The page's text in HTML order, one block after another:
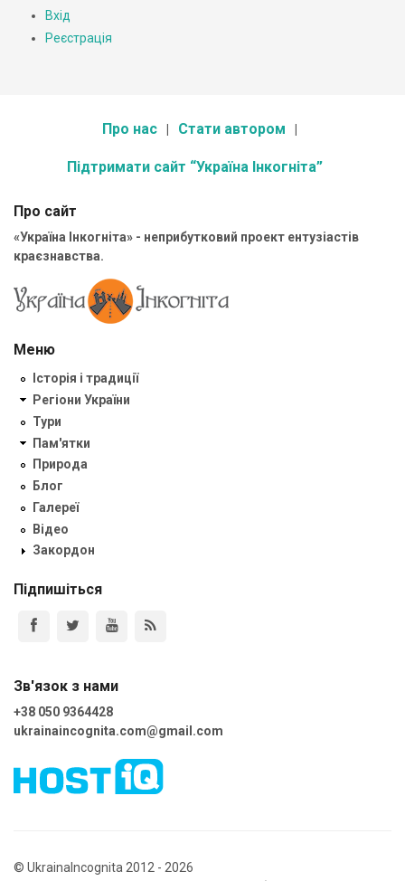
Вхід
Реєстрація
Про нас Стати автором
Підтримати сайт “Україна Інкогніта”
Про сайт
«Україна Інкогніта» - неприбутковий проект ентузіастів
краєзнавства.
Меню
Історія і традиції
Регіони України
Тури
Пам'ятки
Природа
Блог
Галереї
Відео
Закордон
Підпишіться
Зв'язок з нами
+38 050 9364428
ukrainaincognita.com@gmail.com
© UkrainaIncognita 2012 - 2026